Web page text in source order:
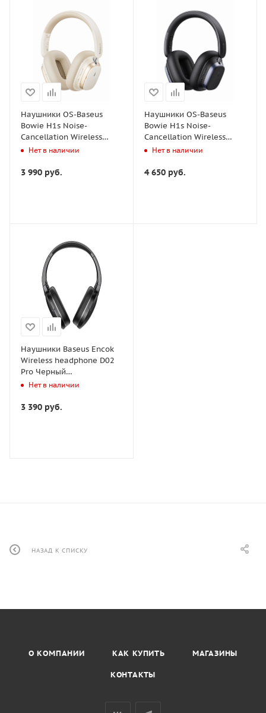
Наушники OS-Baseus
Bowie H1s Noise-
Cancellation Wireless
Headphones Белый
Нет в наличии
3 990 руб.
Наушники OS-Baseus
Bowie H1s Noise-
Cancellation Wireless
Headphones Чёрный
Нет в наличии
4 650 руб.
Наушники Baseus Encok
Wireless headphone D02
Pro Черный
(NGTD010301)
Нет в наличии
3 390 руб.
НАЗАД К СПИСКУ
О КОМПАНИИ КАК КУПИТЬ МАГАЗИНЫ
КОНТАКТЫ